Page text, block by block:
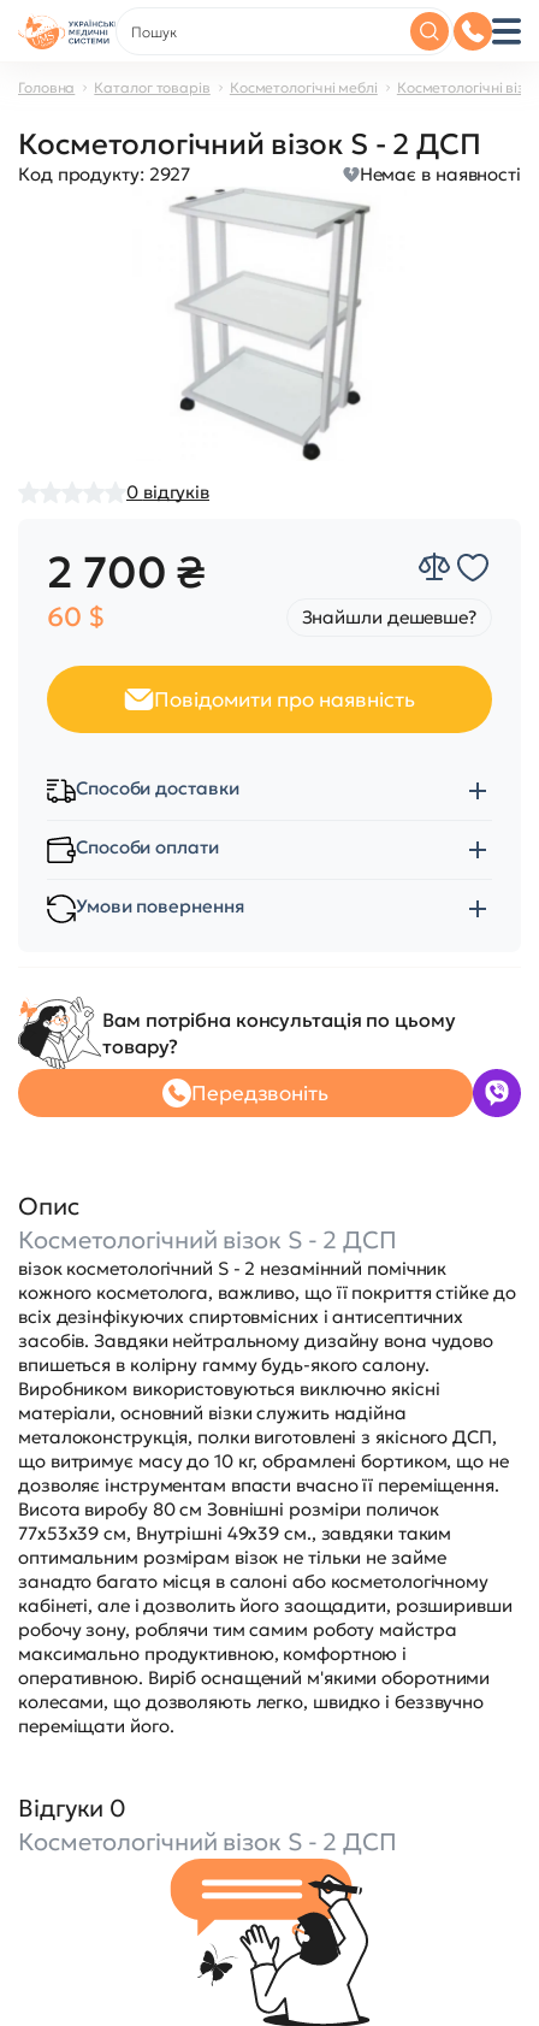
Головна Каталог товарів Косметологічні меблі Косметологічні
Косметологічний візок S - 2 ДСП
Код продукту: 2927 Немає в наявності
0 відгуків
2 700 ₴
60 $ Знайшли дешевше?
Повідомити про наявність
Способи доставки
Способи оплати
Умови повернення
Вам потрібна консультація по цьому
товару?
Передзвоніть
Опис
Косметологічний візок S - 2 ДСП
візок косметологічний S - 2 незамінний помічник
кожного косметолога, важливо, що її покриття стійке до
всіх дезінфікуючих спиртовмісних і антисептичних
засобів. Завдяки нейтральному дизайну вона чудово
впишеться в колірну гамму будь-якого салону.
Виробником використовуються виключно якісні
матеріали, основний візки служить надійна
металоконструкція, полки виготовлені з якісного ДСП,
що витримує масу до 10 кг, обрамлені бортиком, що не
дозволяє інструментам впасти вчасно її переміщення.
Висота виробу 80 см Зовнішні розміри поличок
77х53х39 см, Внутрішні 49х39 см., завдяки таким
оптимальним розмірам візок не тільки не займе
занадто багато місця в салоні або косметологічному
кабінеті, але і дозволить його заощадити, розширивши
робочу зону, роблячи тим самим роботу майстра
максимально продуктивною, комфортною і
оперативною. Виріб оснащений м'якими оборотними
колесами, що дозволяють легко, швидко і беззвучно
переміщати його.
Відгуки 0
Косметологічний візок S - 2 ДСП